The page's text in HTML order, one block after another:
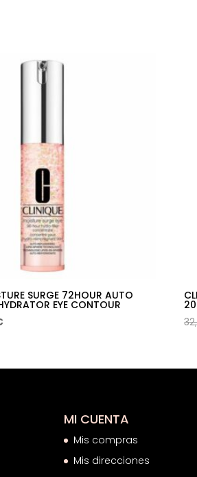
SURGE 72HOUR AUTO
EYE CONTOUR
El
es:
MI CUENTA
Mis compras
Mis direcciones